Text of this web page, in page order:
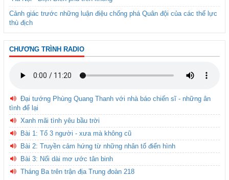
Cảnh giác trước những luận điệu chống phá Quân đội của các thế lực
thù địch
CHƯƠNG TRÌNH RADIO
Đại tướng Phùng Quang Thanh với nhà báo chiến sĩ - những ân
tình để lại
Xanh mãi tình yêu bầu trời
Bài 1: Tổ 3 người - xưa mà không cũ
Bài 2: Truyền cảm hứng từ những nhân tố điển hình
Bài 3: Nối dài mơ ước tân binh
Tháng Ba trên trận địa Trung đoàn 218